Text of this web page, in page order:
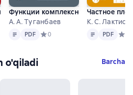
энергоэффективных
0 на основе 0 оценок
Функции комплексного
А. А. Туганбаев
Matn PDF
PDF Средний рейтинг 0 на основе
0
Частное
К. С.
Matn PDF
PDF
o'qiladi Barcha